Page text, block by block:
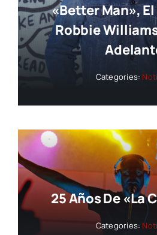
«Better Man»,
Robbie
Categories:
25 Años De «La
Categories: